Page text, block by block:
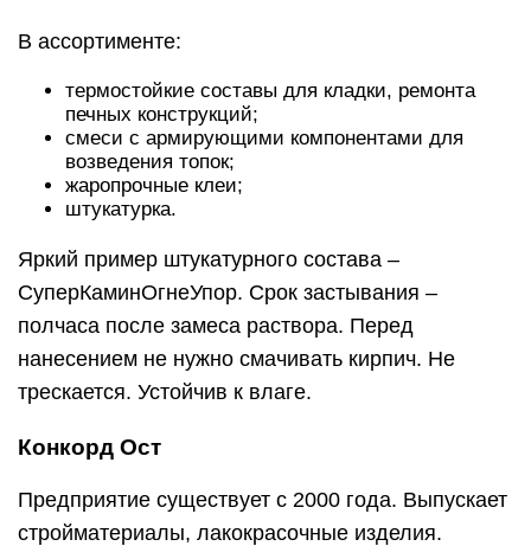
В ассортименте:
термостойкие составы для кладки, ремонта
печных конструкций;
смеси с армирующими компонентами для
возведения топок;
жаропрочные клеи;
штукатурка.
Яркий пример штукатурного состава –
СуперКаминОгнеУпор. Срок застывания –
полчаса после замеса раствора. Перед
нанесением не нужно смачивать кирпич. Не
трескается. Устойчив к влаге.
Конкорд Ост
Предприятие существует с 2000 года. Выпускает
стройматериалы, лакокрасочные изделия.